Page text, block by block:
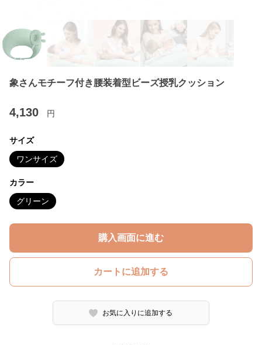
象さんモチーフ付き腰装着型ビーズ授乳クッション
4,130 円
サイズ
ワンサイズ
カラー
グリーン
購入画面に進む
カートに追加する
お気に入りに追加する